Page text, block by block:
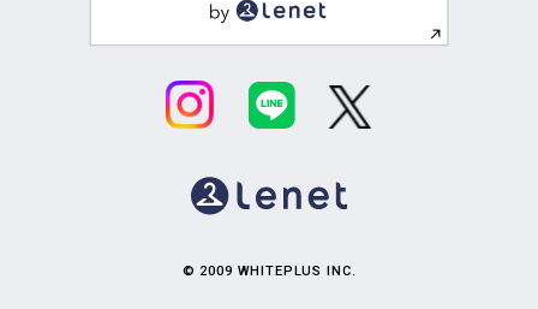
© 2009 WHITEPLUS INC.